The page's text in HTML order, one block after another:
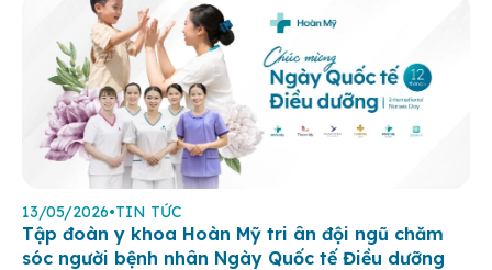
13/05/2026•TIN TỨC
Tập đoàn y khoa Hoàn Mỹ tri ân đội ngũ chăm
sóc người bệnh nhân Ngày Quốc tế Điều dưỡng